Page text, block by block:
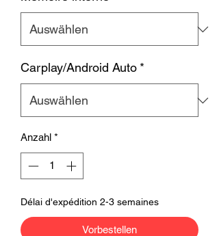
Carplay/Android Auto *
Anzahl *
Délai d'expédition 2-3 semaines
Vorbestellen